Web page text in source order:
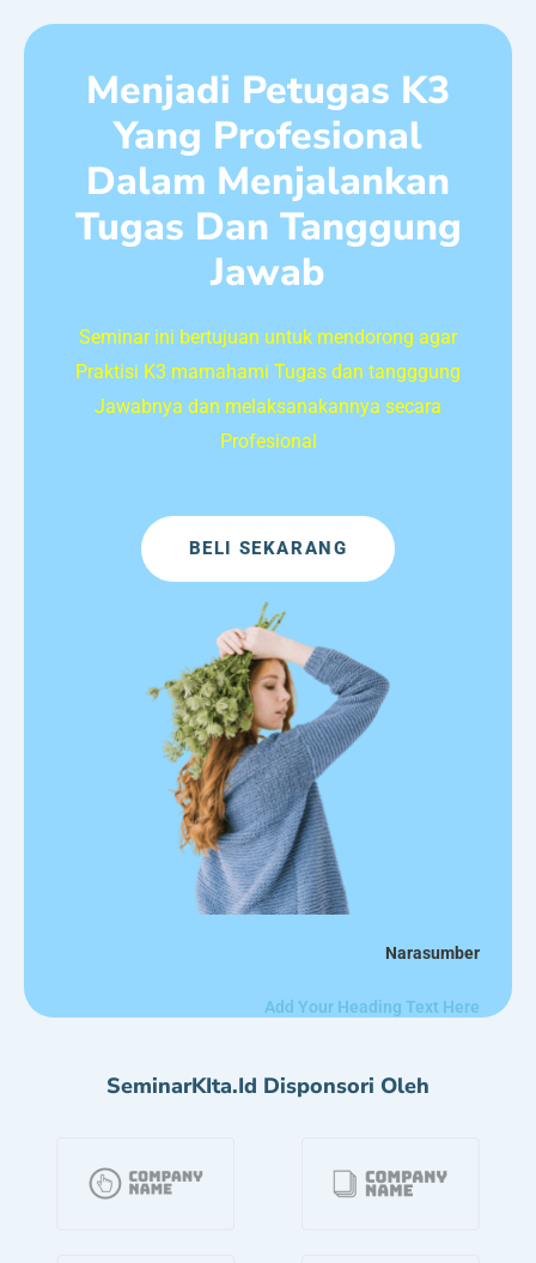
Menjadi Petugas K3
Yang Profesional
Dalam Menjalankan
Tugas Dan Tanggung
Jawab
Seminar ini bertujuan untuk mendorong agar
Praktisi K3 mamahami Tugas dan tangggung
Jawabnya dan melaksanakannya secara
Profesional
BELI SEKARANG
Narasumber
Add Your Heading Text Here
SeminarKIta.id Disponsori Oleh